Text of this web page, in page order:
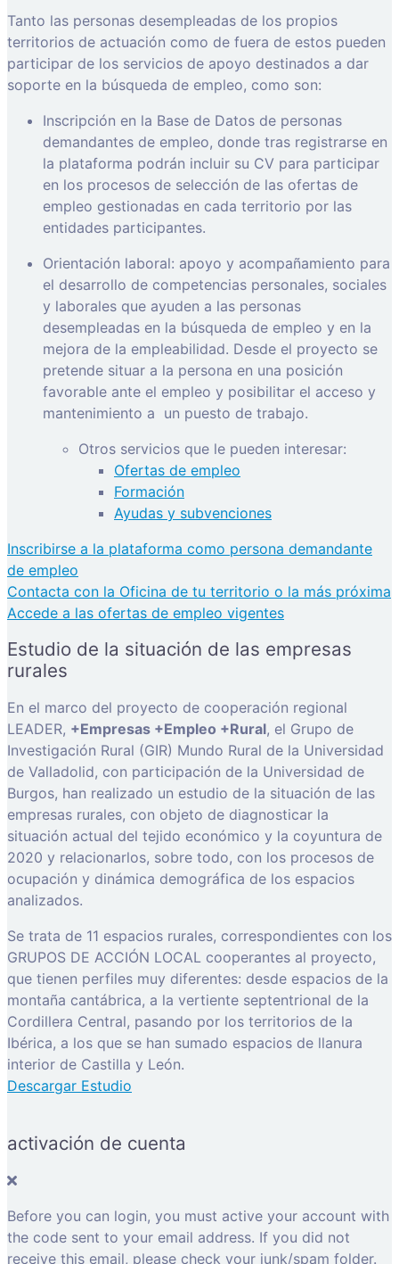
Tanto las personas desempleadas de los propios
territorios de actuación como de fuera de estos pueden
participar de los servicios de apoyo destinados a dar
soporte en la búsqueda de empleo, como son:
Inscripción en la Base de Datos de personas
demandantes de empleo, donde tras registrarse en
la plataforma podrán incluir su CV para participar
en los procesos de selección de las ofertas de
empleo gestionadas en cada territorio por las
entidades participantes.
Orientación laboral: apoyo y acompañamiento para
el desarrollo de competencias personales, sociales
y laborales que ayuden a las personas
desempleadas en la búsqueda de empleo y en la
mejora de la empleabilidad. Desde el proyecto se
pretende situar a la persona en una posición
favorable ante el empleo y posibilitar el acceso y
mantenimiento a un puesto de trabajo.
Otros servicios que le pueden interesar:
Ofertas de empleo
Formación
Ayudas y subvenciones
Inscribirse a la plataforma como persona demandante
de empleo
Contacta con la Oficina de tu territorio o la más próxima
Accede a las ofertas de empleo vigentes
Estudio de la situación de las empresas
rurales
En el marco del proyecto de cooperación regional
LEADER, +Empresas +Empleo +Rural, el Grupo de
Investigación Rural (GIR) Mundo Rural de la Universidad
de Valladolid, con participación de la Universidad de
Burgos, han realizado un estudio de la situación de las
empresas rurales, con objeto de diagnosticar la
situación actual del tejido económico y la coyuntura de
2020 y relacionarlos, sobre todo, con los procesos de
ocupación y dinámica demográfica de los espacios
analizados.
Se trata de 11 espacios rurales, correspondientes con los
GRUPOS DE ACCIÓN LOCAL cooperantes al proyecto,
que tienen perfiles muy diferentes: desde espacios de la
montaña cantábrica, a la vertiente septentrional de la
Cordillera Central, pasando por los territorios de la
Ibérica, a los que se han sumado espacios de llanura
interior de Castilla y León.
Descargar Estudio
activación de cuenta
Before you can login, you must active your account with
the code sent to your email address. If you did not
receive this email, please check your junk/spam folder.